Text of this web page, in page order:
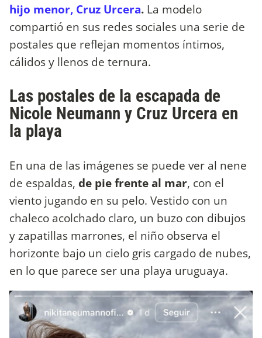
hijo menor, Cruz Urcera. La modelo
compartió en sus redes sociales una serie de
postales que reflejan momentos íntimos,
cálidos y llenos de ternura.
Las postales de la escapada de
Nicole Neumann y Cruz Urcera en
la playa
En una de las imágenes se puede ver al nene
de espaldas, de pie frente al mar, con el
viento jugando en su pelo. Vestido con un
chaleco acolchado claro, un buzo con dibujos
y zapatillas marrones, el niño observa el
horizonte bajo un cielo gris cargado de nubes,
en lo que parece ser una playa uruguaya.